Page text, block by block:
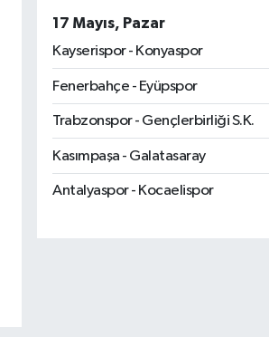
17 Mayıs, Pazar
Kayserispor - Konyaspor
Fenerbahçe - Eyüpspor
Trabzonspor - Gençlerbirliği S.K.
Kasımpaşa - Galatasaray
Antalyaspor - Kocaelispor